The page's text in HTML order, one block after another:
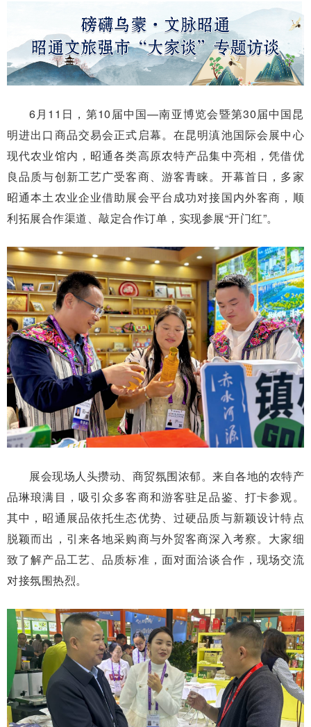
6月11日，第10届中国—南亚博览会暨第30届中国昆
明进出口商品交易会正式启幕。在昆明滇池国际会展中心
现代农业馆内，昭通各类高原农特产品集中亮相，凭借优
良品质与创新工艺广受客商、游客青睐。开幕首日，多家
昭通本土农业企业借助展会平台成功对接国内外客商，顺
利拓展合作渠道、敲定合作订单，实现参展“开门红”。
展会现场人头攒动、商贸氛围浓郁。来自各地的农特产
品琳琅满目，吸引众多客商和游客驻足品鉴、打卡参观。
其中，昭通展品依托生态优势、过硬品质与新颖设计特点
脱颖而出，引来各地采购商与外贸客商深入考察。大家细
致了解产品工艺、品质标准，面对面洽谈合作，现场交流
对接氛围热烈。